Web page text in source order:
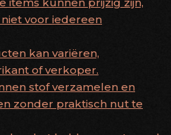
voor iedereen
kan variëren,
of verkoper.
stof verzamelen en
zonder praktisch nut te